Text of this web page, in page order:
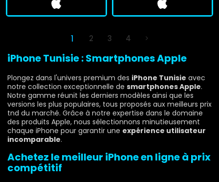
1 2 3 4
iPhone Tunisie : Smartphones Apple
Plongez dans l'univers premium des iPhone Tunisie avec
notre collection exceptionnelle de smartphones Apple.
Notre gamme réunit les derniers modèles ainsi que les
versions les plus populaires, tous proposés aux meilleurs prix
tnd du marché. Grâce à notre expertise dans le domaine
des produits Apple, nous sélectionnons minutieusement
chaque iPhone pour garantir une expérience utilisateur
incomparable.
Achetez le meilleur iPhone en ligne à prix
compétitif